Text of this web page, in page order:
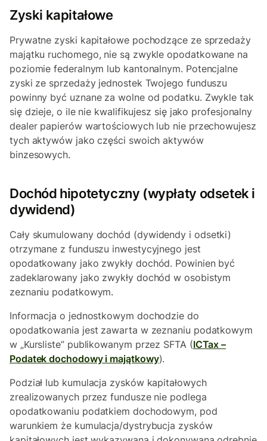
Zyski kapitałowe
Prywatne zyski kapitałowe pochodzące ze sprzedaży
majątku ruchomego, nie są zwykle opodatkowane na
poziomie federalnym lub kantonalnym. Potencjalne
zyski ze sprzedaży jednostek Twojego funduszu
powinny być uznane za wolne od podatku. Zwykle tak
się dzieje, o ile nie kwalifikujesz się jako profesjonalny
dealer papierów wartościowych lub nie przechowujesz
tych aktywów jako części swoich aktywów
binzesowych.
Dochód hipotetyczny (wypłaty odsetek i
dywidend)
Cały skumulowany dochód (dywidendy i odsetki)
otrzymane z funduszu inwestycyjnego jest
opodatkowany jako zwykły dochód. Powinien być
zadeklarowany jako zwykły dochód w osobistym
zeznaniu podatkowym.
Informacja o jednostkowym dochodzie do
opodatkowania jest zawarta w zeznaniu podatkowym
w „Kursliste” publikowanym przez SFTA (ICTax –
Podatek dochodowy i majątkowy).
Podział lub kumulacja zysków kapitałowych
zrealizowanych przez fundusze nie podlega
opodatkowaniu podatkiem dochodowym, pod
warunkiem że kumulacja/dystrybucja zysków